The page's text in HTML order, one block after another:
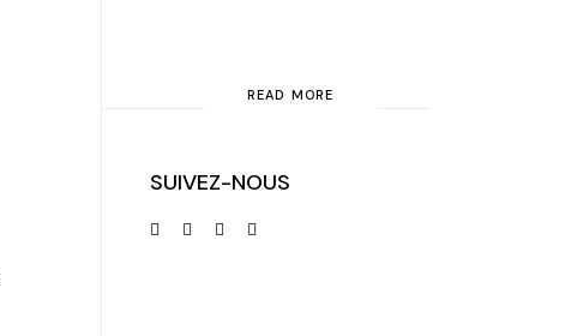
READ MORE
SUIVEZ-NOUS